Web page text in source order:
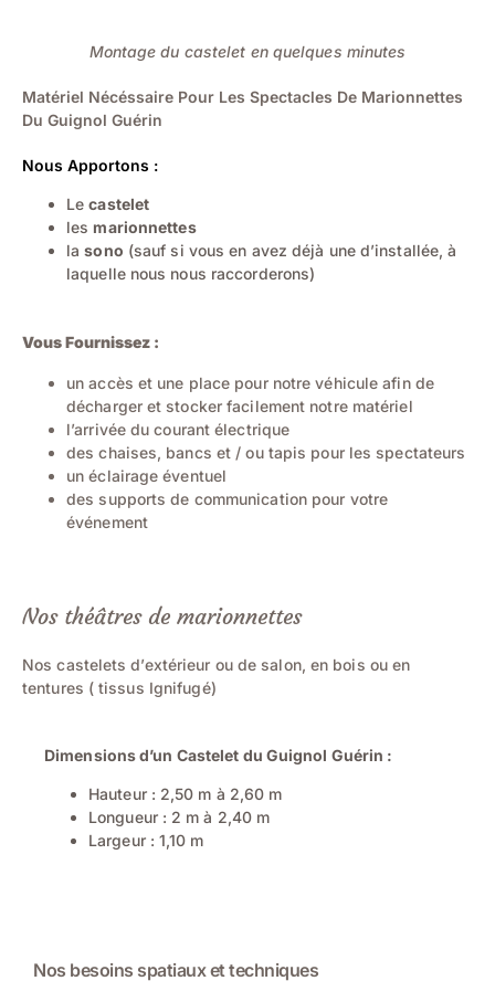
Montage du castelet en quelques minutes
Matériel Nécéssaire Pour Les Spectacles De Marionnettes
Du Guignol Guérin
Nous Apportons :
Lecastelet
les marionnettes
lasono (sauf si vous en avez déjà une d’installée, à
laquelle nous nous raccorderons)
Vous Fournissez :
un accès et une place pour notre véhicule afin de
décharger et stocker facilement notre matériel
l’arrivée du courant électrique
des chaises, bancs et / ou tapis pour les spectateurs
un éclairage éventuel
des supports de communication pour votre
événement
Nos théâtres de marionnettes
Nos castelets d’extérieur ou de salon, en bois ou en
tentures ( tissus Ignifugé)​
Dimensions d’un Castelet du Guignol Guérin :
Hauteur : 2,50 m à 2,60 m
Longueur : 2 m à 2,40 m
Largeur : 1,10 m
Nos besoins spatiaux et techniques